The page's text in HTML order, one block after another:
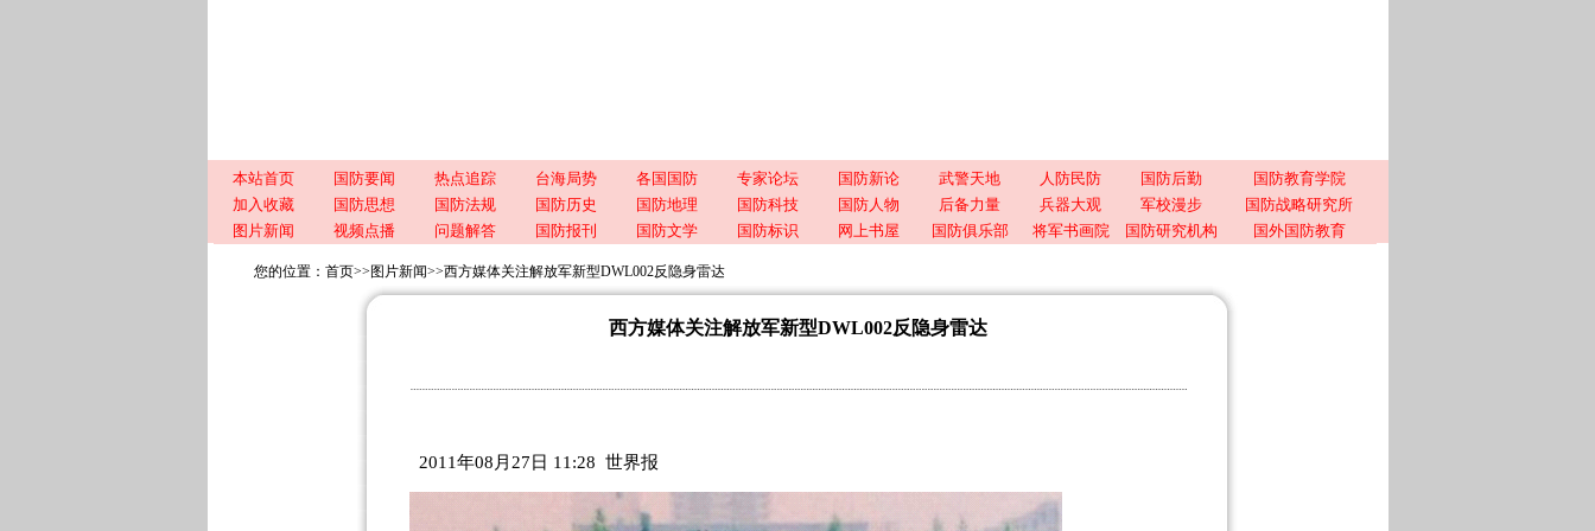
本站首页 国防要闻 热点追踪 台海局势 各国国防 专家论坛 国防新论 武警天地 人防民防 国防后勤
国防教育学院
加入收藏
国防思想 国防法规 国防历史 国防地理 国防科技 国防人物 后备力量 兵器大观 军校漫步
国防战略研究所
图片新闻
视频点播 问题解答 国防报刊 国防文学 国防标识 网上书屋 国防俱乐部 将军书画院 国防研究机构 国外国防教育
您的位置： 首页>> 图片新闻>>西方媒体关注解放军新型DWL002反隐身雷达
西方媒体关注解放军新型DWL002反隐身雷达
2011年08月27日 11:28 世界报